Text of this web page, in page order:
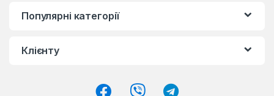
Популярні категорії
Клієнту